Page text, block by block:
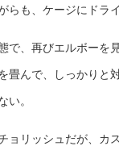
らも、ケージにドラ
で、再びエルボーを
畳んで、しっかりと
い。
リッシュだが、カ